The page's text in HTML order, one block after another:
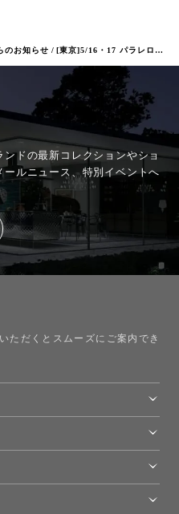
のお知らせ [東京]5/16・17 パラレロシンク体験会
ドの最新コレクションやショ
ールニュース、特別イベントへ
ただくとスムーズにご案内でき